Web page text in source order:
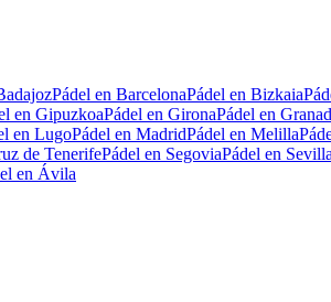
Pádel en BarcelonaPádel en Bizkaia
en GipuzkoaPádel en GironaPádel en
en LugoPádel en MadridPádel en Melilla
de TenerifePádel en SegoviaPádel en Sevilla
en Ávila